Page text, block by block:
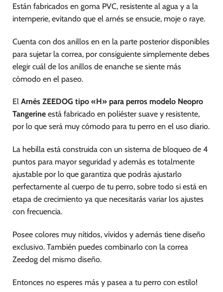
página
de
página
producto
Están fabricados en goma PVC, resistente al agua y a la
intemperie, evitando que el arnés se ensucie, moje o raye.
Cuenta con dos anillos en en la parte posterior disponibles
para sujetar la correa, por consiguiente simplemente debes
elegir cuál de los anillos de enanche se siente más
cómodo en el paseo.
El Arnés ZEEDOG tipo «H» para perros modelo Neopro
Tangerine está fabricado en poliéster suave y resistente,
por lo que será muy cómodo para tu perro en el uso diario.
La hebilla está construida con un sistema de bloqueo de 4
puntos para mayor seguridad y además es totalmente
ajustable por lo que garantiza que podrás ajustarlo
perfectamente al cuerpo de tu perro, sobre todo si está en
etapa de crecimiento ya que necesitarás variar los ajustes
con frecuencia.
Posee colores muy nítidos, vívidos y además tiene diseño
exclusivo. También puedes combinarlo con la correa
Zeedog del mismo diseño.
Entonces no esperes más y pasea a tu perro con estilo!